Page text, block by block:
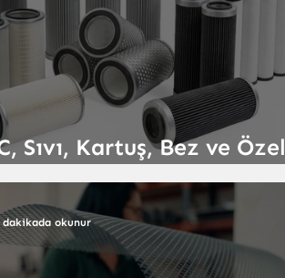
Sıvı, Kartuş, Bez ve Özel
Filtre Sistemleri
dakikada okunur